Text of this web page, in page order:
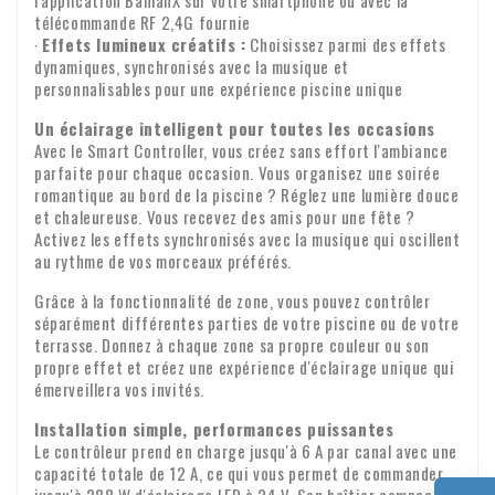
Garantie : Nous accordons une garantie de deux ans sur tous
nos produits. Identité de l'entreprise
de la livraison.
Contrôle à la réception
Veuillez vérifier le contenu de votre colis dès réception. Il
manque des pièces ou des produits sont endommagés ?
Veuillez nous envoyer immédiatement un e-mail avec votre
numéro de commande et, le cas échéant, des photos des
dommages.
Transfert de TVA pour les clients
professionnels
Vous passez une commande depuis l'Europe à des fins
professionnelles ? Dans ce cas, il est possible de transférer
la TVA. Nous ne facturerons alors pas la TVA sur la facture.
Votre numéro de TVA sera automatiquement vérifié. Votre
numéro de TVA ne fonctionne pas ? Veuillez nous contacter.
Pour toute question concernant l'expédition ou d'autres
sujets, n'hésitez pas à nous contacter par e-mail :
info@xpropool.com
télécommande RF 2,4G fournie
· Effets lumineux créatifs : Choisissez parmi des effets
dynamiques, synchronisés avec la musique et
personnalisables pour une expérience piscine unique
Un éclairage intelligent pour toutes les occasions
Avec le Smart Controller, vous créez sans effort l'ambiance
parfaite pour chaque occasion. Vous organisez une soirée
romantique au bord de la piscine ? Réglez une lumière douce
et chaleureuse. Vous recevez des amis pour une fête ?
Activez les effets synchronisés avec la musique qui oscillent
au rythme de vos morceaux préférés.
Grâce à la fonctionnalité de zone, vous pouvez contrôler
séparément différentes parties de votre piscine ou de votre
terrasse. Donnez à chaque zone sa propre couleur ou son
propre effet et créez une expérience d'éclairage unique qui
émerveillera vos invités.
Installation simple, performances puissantes
Le contrôleur prend en charge jusqu'à 6 A par canal avec une
capacité totale de 12 A, ce qui vous permet de commander